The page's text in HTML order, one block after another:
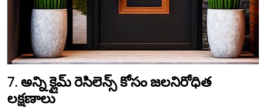
7.అన్ని క్లైమ్ రెసిలెన్స్ కోసం జలనిరోధిత
లక్షణాలు